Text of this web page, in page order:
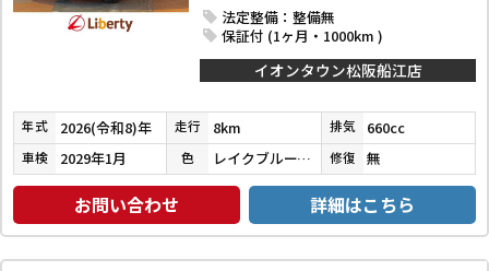
法定整備：整備無
保証付 (1ヶ月・1000km )
イオンタウン松阪船江店
年式 2026(令和8)年 走行 8km 排気 660cc
車検 2029年1月 色 レイクブルーメタリック／シャイニングホワイトパール 修復 無
お問い合わせ 詳細はこちら